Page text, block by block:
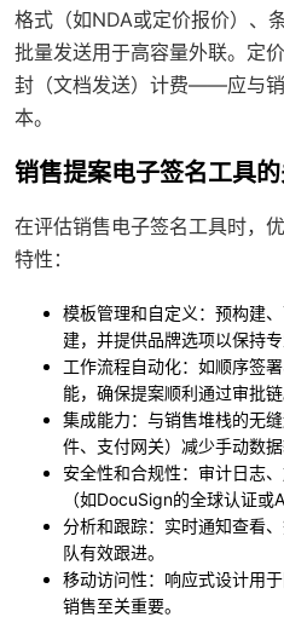
格式（如NDA或定价报价）、
批量发送用于高容量外联。
封（文档发送）计费——应与
本。
销售提案电子签名工具
在评估销售电子签名工具时，
特性：
模板管理和自定义 ：预构建
建，并提供品牌选项以保持专
工作流程自动化：如顺序签
能，确保提案顺利通过审批链
集成能力：与销售堆栈的无
件、支付网关）减少手动数据
安全性和合规性：审计日志
（如DocuSign的全球认证或
分析和跟踪：实时通知查看
队有效跟进。
移动访问性：响应式设计用
销售至关重要。